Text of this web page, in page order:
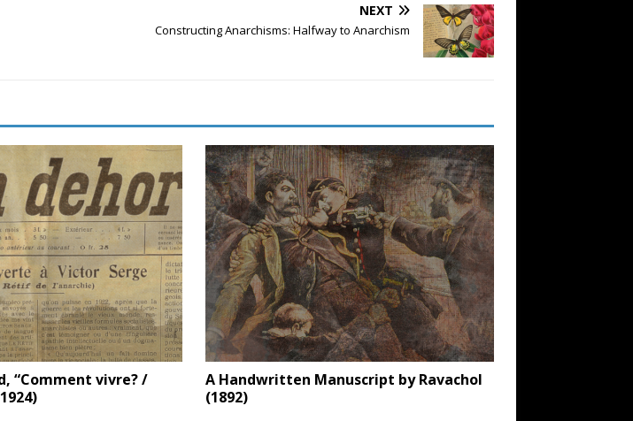
NEXT
Constructing Anarchisms: Halfway to Anarchism
“Comment vivre? /
A Handwritten Manuscript by Ravachol
(1892)